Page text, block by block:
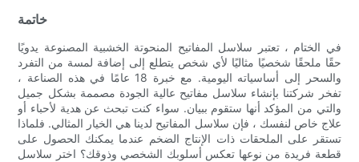
خاتمة
في الختام ، تعتبر سلاسل المفاتيح المنحوتة الخشبية المصنوعة يدويًا
حقًا ملحقًا شخصيًا مثاليًا لأي شخص يتطلع إلى إضافة لمسة من التفرد
والسحر إلى أساسياته اليومية. مع خبرة 18 عامًا في هذه الصناعة ،
تفخر شركتنا بإنشاء سلاسل مفاتيح عالية الجودة مصممة بشكل جميل
والتي من المؤكد أنها ستقوم ببيان. سواء كنت تبحث عن هدية لأحباء أو
علاج خاص لنفسك ، فإن سلاسل المفاتيح لدينا هي الخيار المثالي. فلماذا
تستقر على الملحقات ذات الإنتاج الضخم عندما يمكنك الحصول على
قطعة فريدة من نوعها تعكس أسلوبك الشخصي وذوقك؟ اختر سلاسل